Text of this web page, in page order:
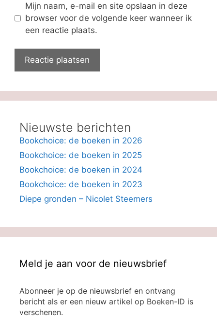
Mijn naam, e-mail en site opslaan in deze
browser voor de volgende keer wanneer ik
een reactie plaats.
Nieuwste berichten
Bookchoice: de boeken in 2026
Bookchoice: de boeken in 2025
Bookchoice: de boeken in 2024
Bookchoice: de boeken in 2023
Diepe gronden – Nicolet Steemers
Meld je aan voor de nieuwsbrief
Abonneer je op de nieuwsbrief en ontvang
bericht als er een nieuw artikel op Boeken-ID is
verschenen.